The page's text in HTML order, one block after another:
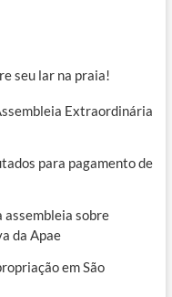
seu lar na praia!
Extraordinária
para pagamento de
assembleia sobre
da Apae
em São